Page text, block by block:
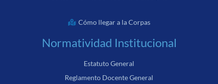
Cómo llegar a la Corpas
Normatividad Institucional
Estatuto General
Reglamento Docente General